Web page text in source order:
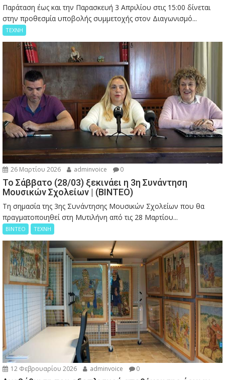
Παράταση έως και την Παρασκευή 3 Απριλίου στις 15:00 δίνεται
στην προθεσμία υποβολής συμμετοχής στον Διαγωνισμό...
ΤΕΧΝΗ
26 Μαρτίου 2026 adminvoice 0
Το Σάββατο (28/03) ξεκινάει η 3η Συνάντηση
Μουσικών Σχολείων | (ΒΙΝΤΕΟ)
Τη σημασία της 3ης Συνάντησης Μουσικών Σχολείων που θα
πραγματοποιηθεί στη Μυτιλήνη από τις 28 Μαρτίου...
ΒΙΝΤΕΟ ΤΕΧΝΗ
12 Φεβρουαρίου 2026 adminvoice 0